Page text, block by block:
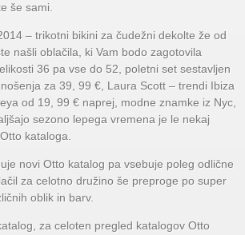
še sami.
– trikotni bikini za čudežni dekolte že od
našli oblačila, ki Vam bodo zagotovila
36 pa vse do 52, poletni set sestavljen
za 39, 99 €, Laura Scott – trendi Ibiza
od 19, 99 € naprej, modne znamke iz Nyc,
sezono lepega vremena je le nekaj
kataloga.
novi Otto katalog pa vsebuje poleg odlične
za celotno družino še preproge po super
oblik in barv.
za celoten pregled katalogov Otto